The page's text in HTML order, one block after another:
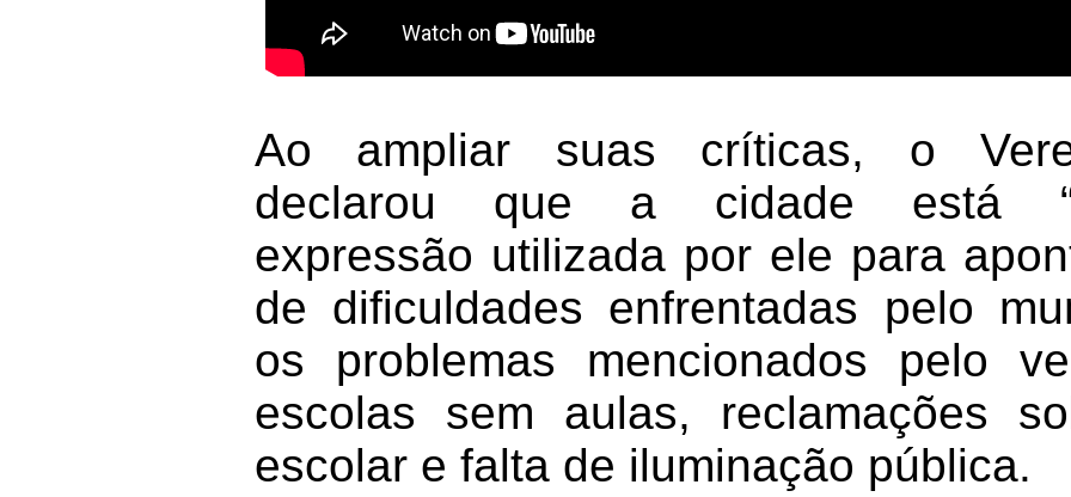
Ao ampliar suas críticas, o
declarou que a cidade está
expressão utilizada por ele para
de dificuldades enfrentadas pelo
os problemas mencionados pelo
escolas sem aulas, reclamações
escolar e falta de iluminação pública.